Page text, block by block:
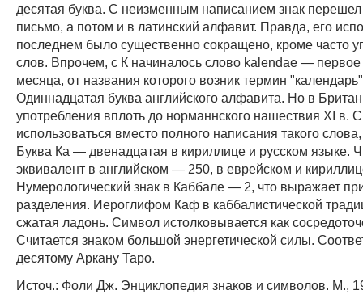
десятая буква. С неизменным написанием знак перешел
письмо, а потом и в латинский алфавит. Правда, его
последнем было существенно сокращено, кроме часто
слов. Впрочем, с К начиналось слово kalendae — первое
месяца, от названия которого возник термин
Одиннадцатая буква английского алфавита. Но в
употребления вплоть до норманнского нашествия XI в.
использоваться вместо полного написания такого
Буква Ка — двенадцатая в кириллице и русском языке.
эквивалент в английском — 250, в еврейском и
Нумерологический знак в Каббале — 2, что выражает
разделения. Иероглифом Каф в каббалистической
сжатая ладонь. Символ истолковывается как
Считается знаком большой энергетической силы.
десятому Аркану Таро.
Источ.: Фоли Дж. Энциклопедия знаков и символов. М.,